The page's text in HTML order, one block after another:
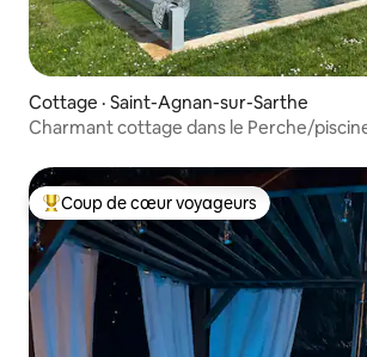
Cottage · Saint-Agnan-sur-Sarthe
Charmant cottage dans le Perche/
Coup de cœur voyageurs parmi les plus
Coup de cœur voyageurs